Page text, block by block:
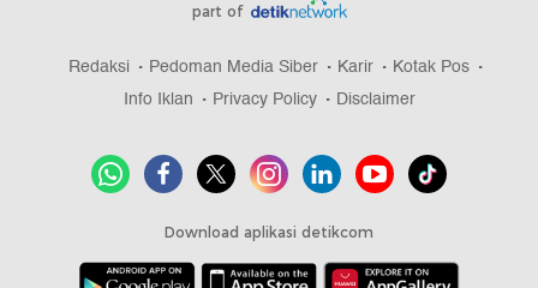
part of
Redaksi Pedoman Media Siber Karir
Kotak Pos
Info Iklan
Privacy Policy Disclaimer
Download aplikasi detikcom